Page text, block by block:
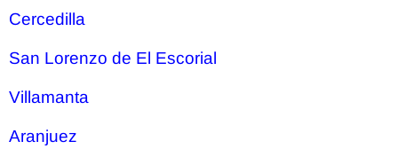
Cercedilla
San Lorenzo de El Escorial
Villamanta
Aranjuez